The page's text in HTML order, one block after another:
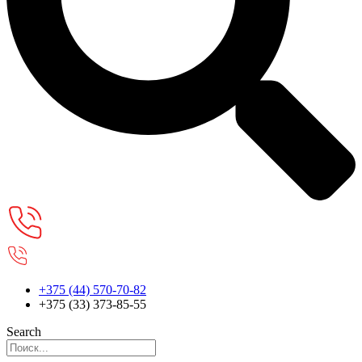
+375 (44) 570-70-82
+375 (33) 373-85-55
Search